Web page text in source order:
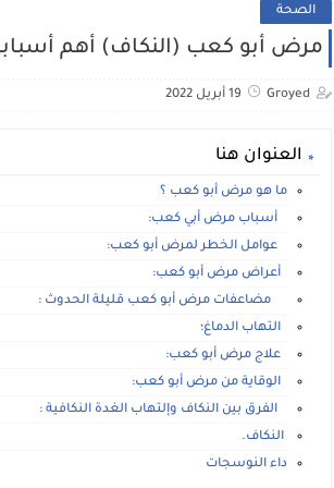
الصحة
مرض أبو كعب (النكاف) أهم
Groyed 19 أبريل 2022
العنوان هنا
ما هو مرض أبو كعب ؟
أسباب مرض أبي كعب:
عوامل الخطر لمرض أبو كعب:
أعراض مرض أبو كعب:
مضاعفات مرض أبو كعب قليلة الحدوث :
التهاب الدماغ؛
علاج مرض أبو كعب:
الوقاية من مرض أبو كعب:
الفرق بين النكاف وإلتهاب الغدة النكافية :
النكاف.
داء النوسجات